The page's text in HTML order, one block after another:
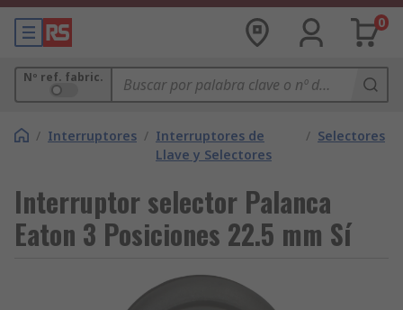
0
Nº ref. fabric.
/ Interruptores / Interruptores de
Llave y Selectores
/ Selectores
Interruptor selector Palanca
Eaton 3 Posiciones 22.5 mm Sí